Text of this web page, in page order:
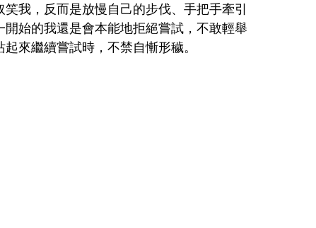
我，反而是放慢自己的步伐、手把手牽引
始的我還是會本能地拒絕嘗試，不敢輕舉
來繼續嘗試時，不禁自慚形穢。